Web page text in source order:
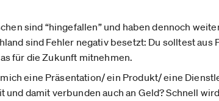
sind “hingefallen” und haben dennoch
sind Fehler negativ besetzt: Du solltest aus
für die Zukunft mitnehmen.
eine Präsentation/ ein Produkt/ eine
damit verbunden auch an Geld? Schnell wird